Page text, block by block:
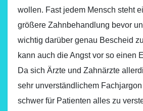
wollen. Fast jedem Mensch steht
größere Zahnbehandlung bevor
wichtig darüber genau Bescheid
kann auch die Angst vor so einen
Da sich Ärzte und Zahnärzte
sehr unverständlichem
schwer für Patienten alles zu